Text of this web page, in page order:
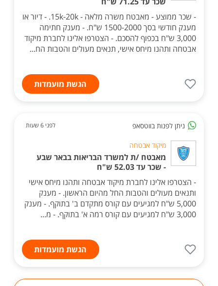
- שכר ממוצע - מאבטח משרה מלאה - 15k-20k. - דיור או
מענק חודשי בסך 1500-2000 ש"ח. - מענק חתימה
3,000 ש"ח בכפוף להסכם. - הצטרפו אלינו לחברת מיקוד
אבטחה ותהנו מיחס אישי, תנאים מעולים והטבות הח...
הגשת מועמדות
ניתן לפנות בווטסאפ לפני 6 שעות
מיקוד אבטחה
מאבטח /ת למשרד הבריאות בבאר שבע
- שכר עד 52.03 ש"ח
- הצטרפו אלינו לחברת מיקוד אבטחה ותהנו מיחס אישי
ותנאים מעולים והטבות החל מהיום הראשון. - מענק
5,000 ש"ח למגיעים עם קורס מתקדם ב' בתוקף. - מענק
3,000 ש"ח למגיעים עם קורס רמה א' בתוקף. - מ...
הגשת מועמדות